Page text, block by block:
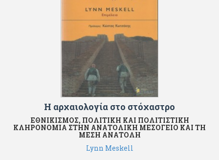
Η αρχαιολογία στο στόχαστρο
ΕΘΝΙΚΙΣΜΟΣ, ΠΟΛΙΤΙΚΗ ΚΑΙ ΠΟΛΙΤΙΣΤΙΚΗ
ΚΛΗΡΟΝΟΜΙΑ ΣΤΗΝ ΑΝΑΤΟΛΙΚΗ ΜΕΣΟΓΕΙΟ ΚΑΙ ΤΗ
ΜΕΣΗ ΑΝΑΤΟΛΗ
Lynn Meskell